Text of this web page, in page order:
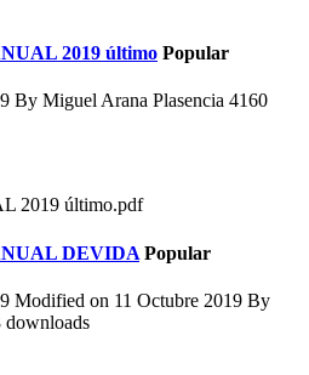
2019 último Popular
By Miguel Arana Plasencia 4160
2019 último.pdf
DEVIDA Popular
Modified on 11 Octubre 2019 By
downloads